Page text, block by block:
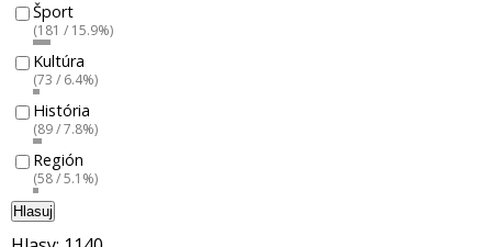
Šport
(181 / 15.9%)
Kultúra
(73 / 6.4%)
História
(89 / 7.8%)
Región
(58 / 5.1%)
Hlasuj